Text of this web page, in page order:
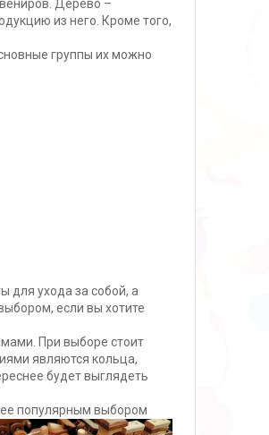
Дерево –
из него. Кроме того,
группы их можно
для ухода за собой, а
если вы хотите
При выборе стоит
являются кольца,
будет выглядеть
популярным выбором